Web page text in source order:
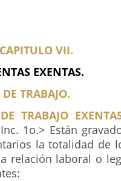
CAPITULO VII.
EXENTAS.
DE TRABAJO.
TRABAJO
1o.> Están
la totalidad de
relación laboral o